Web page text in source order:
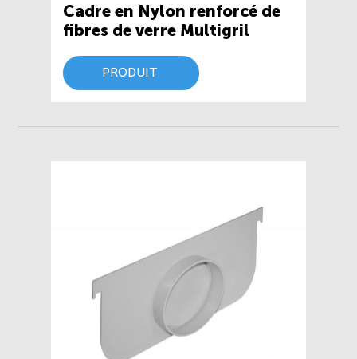
Cadre en Nylon renforcé de
fibres de verre Multigril
PRODUIT